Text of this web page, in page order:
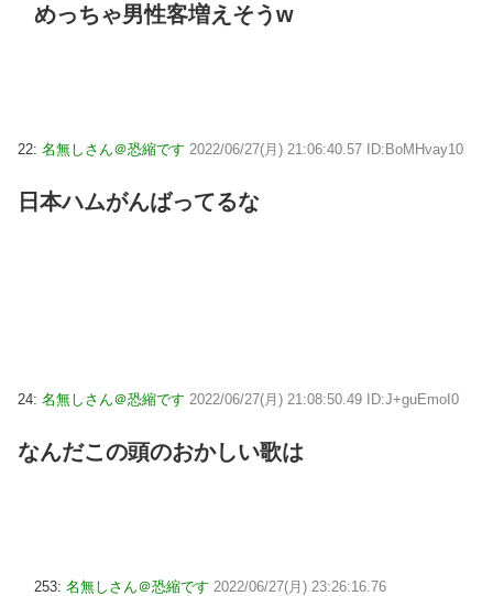
めっちゃ男性客増えそうw
22: 名無しさん＠恐縮です 2022/06/27(月) 21:06:40.57 ID:BoMHvay10
日本ハムがんばってるな
24: 名無しさん＠恐縮です 2022/06/27(月) 21:08:50.49 ID:J+guEmoI0
なんだこの頭のおかしい歌は
253: 名無しさん＠恐縮です 2022/06/27(月) 23:26:16.76